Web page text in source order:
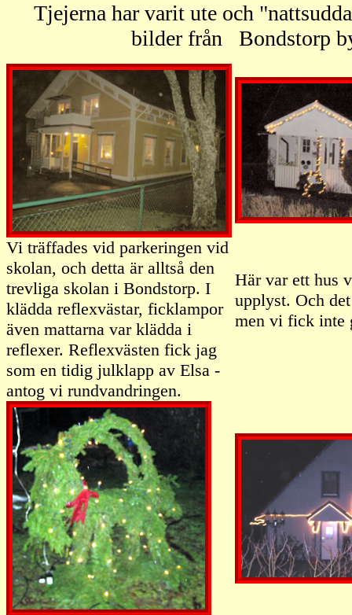
Tjejerna har varit ute och
bilder från Bondstorp
Vi träffades vid parkeringen vid
skolan, och detta är alltså den
trevliga skolan i Bondstorp. I
klädda reflexvästar, ficklampor
även mattarna var klädda i
reflexer. Reflexvästen fick jag
som en tidig julklapp av Elsa -
antog vi rundvandringen.
Här var ett hus
upplyst. Och
men vi fick inte